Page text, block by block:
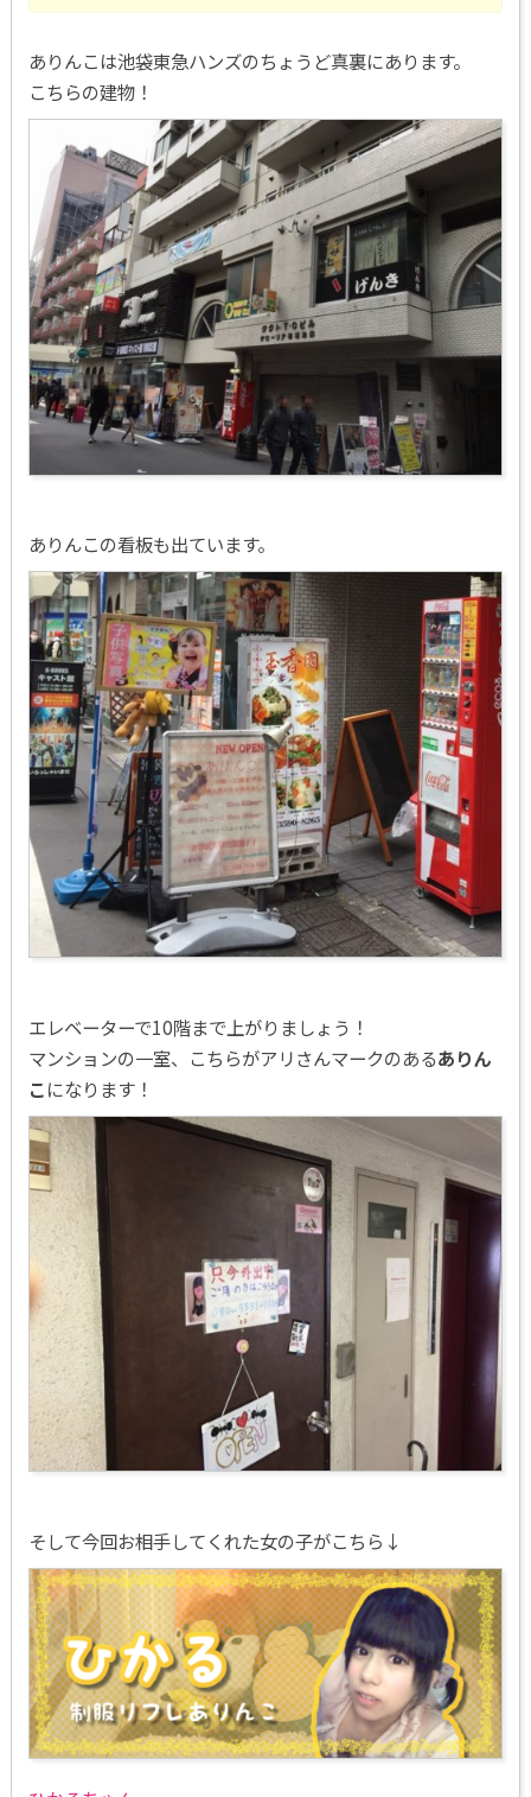
ありんこは池袋東急ハンズのちょうど真裏にあります。
こちらの建物！
ありんこの看板も出ています。
エレベーターで10階まで上がりましょう！
マンションの一室、こちらがアリさんマークのあるありん
こになります！
そして今回お相手してくれた女の子がこちら↓